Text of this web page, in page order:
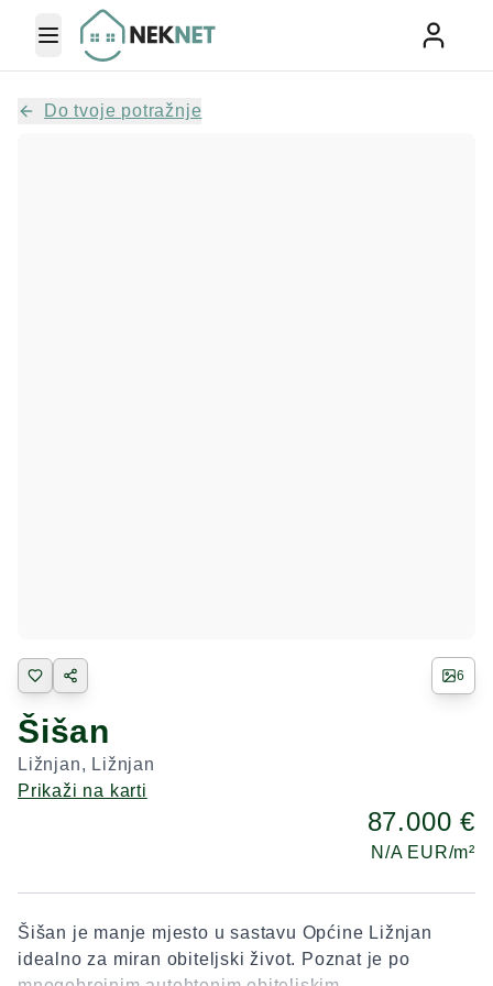
Toggle Menu
Do tvoje potražnje
6
Šišan
Ližnjan, Ližnjan
Prikaži na karti
87.000 €
N/A EUR/m²
Šišan je manje mjesto u sastavu Općine Ližnjan
idealno za miran obiteljski život. Poznat je po